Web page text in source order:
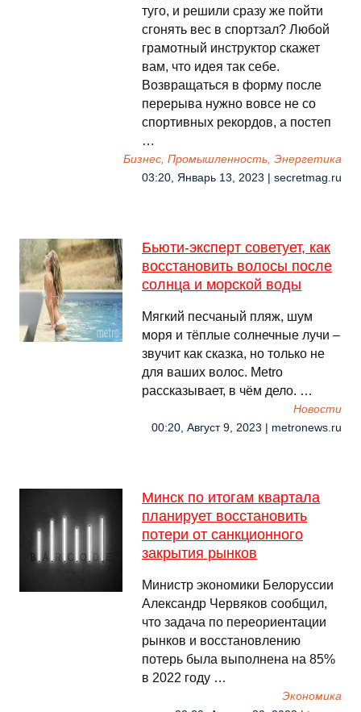
туго, и решили сразу же пойти
сгонять вес в спортзал? Любой
грамотный инструктор скажет
вам, что идея так себе.
Возвращаться в форму после
перерыва нужно вовсе не со
спортивных рекордов, а постеп
…
Бизнес, Промышленность, Энергетика
03:20, Январь 13, 2023 | secretmag.ru
Бьюти-эксперт советует, как
восстановить волосы после
солнца и морской воды
Мягкий песчаный пляж, шум
моря и тёплые солнечные лучи –
звучит как сказка, но только не
для ваших волос. Metro
рассказывает, в чём дело. …
Новости
00:20, Август 9, 2023 | metronews.ru
Минск по итогам квартала
планирует восстановить
потери от санкционного
закрытия рынков
Министр экономики Белоруссии
Александр Червяков сообщил,
что задача по переориентации
рынков и восстановлению
потерь была выполнена на 85%
в 2022 году …
Экономика